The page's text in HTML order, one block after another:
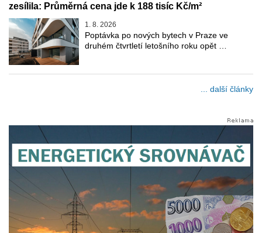
zesílila: Průměrná cena jde k 188 tisíc Kč/m²
1. 8. 2026
Poptávka po nových bytech v Praze ve
druhém čtvrtletí letošního roku opět …
... další články